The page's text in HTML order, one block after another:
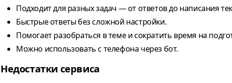
Подходит для разных задач — от ответов до написания
Быстрые ответы без сложной настройки.
Помогает разобраться в теме и сократить время на
Можно использовать с телефона через бот.
Недостатки сервиса